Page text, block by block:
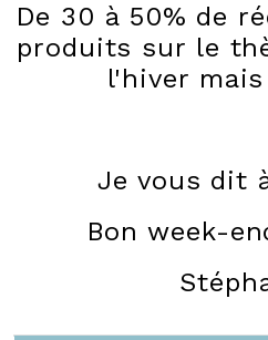
De 30 à 50% de
produits sur le
l'hiver
Je vous dit
Bon week-